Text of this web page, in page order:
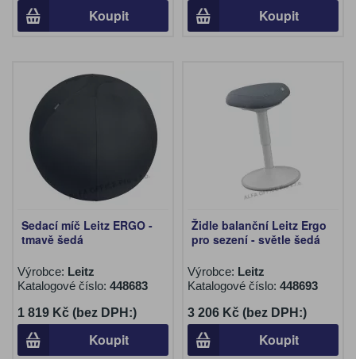
Koupit Koupit
Sedací míč Leitz ERGO -
tmavě šedá
Výrobce: Leitz
Katalogové číslo: 448683
1 819 Kč (bez DPH:)
Koupit
Židle balanční Leitz Ergo
pro sezení - světle šedá
Výrobce: Leitz
Katalogové číslo: 448693
3 206 Kč (bez DPH:)
Koupit